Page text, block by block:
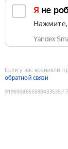
Я не
Нажмите,
Yandex
Если у вас возникли
обратной связи
9199308655598433535: